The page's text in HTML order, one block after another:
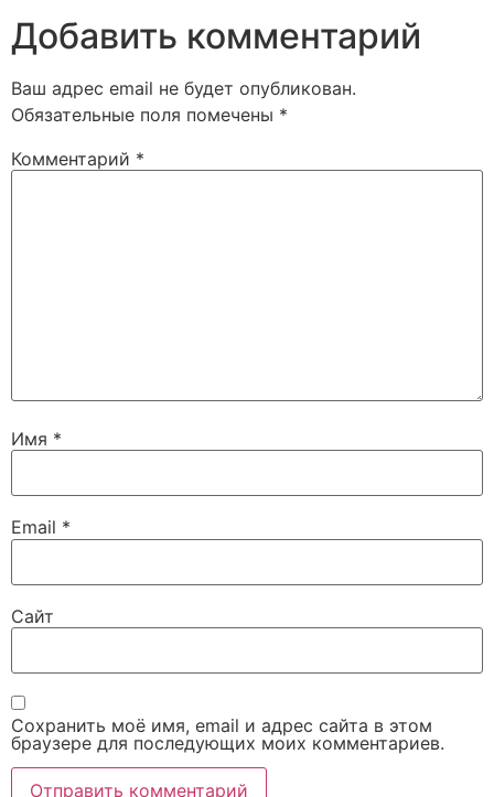
Добавить комментарий
Ваш адрес email не будет опубликован.
Обязательные поля помечены *
Комментарий *
Имя *
Email *
Сайт
Сохранить моё имя, email и адрес сайта в этом
браузере для последующих моих комментариев.